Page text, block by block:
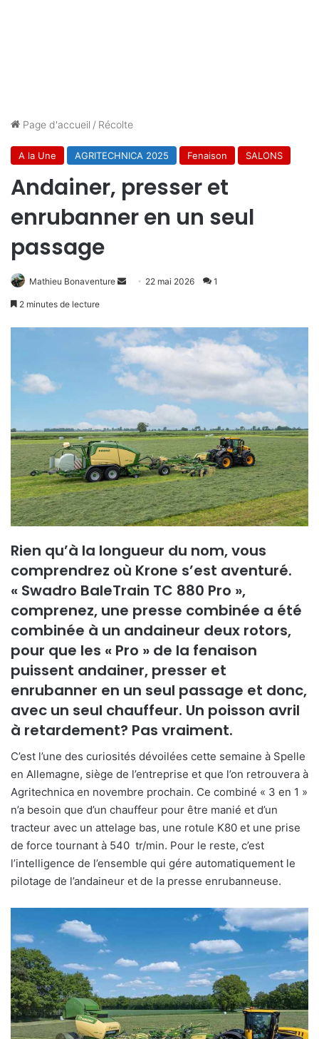
Page d'accueil / Récolte
A la Une AGRITECHNICA 2025 Fenaison SALONS
Andainer, presser et
enrubanner en un seul
passage
Mathieu Bonaventure
Envoyer22 mai 2026 1
2 minutes de lecture
Rien qu’à la longueur du nom, vous
comprendrez où Krone s’est aventuré.
« Swadro BaleTrain TC 880 Pro »,
comprenez, une presse combinée a été
combinée à un andaineur deux rotors,
pour que les « Pro » de la fenaison
puissent andainer, presser et
enrubanner en un seul passage et donc,
avec un seul chauffeur. Un poisson avril
à retardement? Pas vraiment.
C’est l’une des curiosités dévoilées cette semaine à Spelle
en Allemagne, siège de l’entreprise et que l’on retrouvera à
Agritechnica en novembre prochain. Ce combiné « 3 en 1 »
n’a besoin que d’un chauffeur pour être manié et d’un
tracteur avec un attelage bas, une rotule K80 et une prise
de force tournant à 540 tr/min. Pour le reste, c’est
l’intelligence de l’ensemble qui gére automatiquement le
pilotage de l’andaineur et de la presse enrubanneuse.